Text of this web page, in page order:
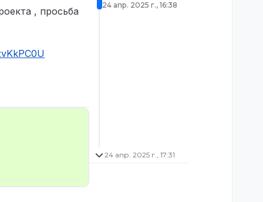
, просьба
24 апр. 2025 г., 16:38
24 апр. 2025 г., 17:31